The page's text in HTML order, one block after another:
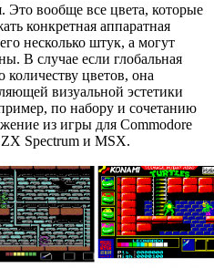
Это вообще все цвета, которые
конкретная аппаратная
несколько штук, а могут
В случае если глобальная
количеству цветов, она
визуальной эстетики
по набору и сочетанию
из игры для Commodore
Spectrum и MSX.